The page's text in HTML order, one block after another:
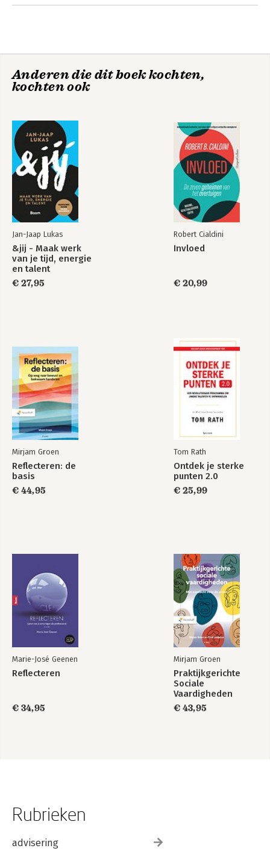
Anderen die dit boek kochten,
kochten ook
Jan-Jaap Lukas
&jij - Maak werk
van je tijd, energie
en talent
€ 27,95
Robert Cialdini
Invloed
€ 20,99
Mirjam Groen
Reflecteren: de
basis
€ 44,95
Tom Rath
Ontdek je sterke
punten 2.0
€ 25,99
Marie-José Geenen
Reflecteren
€ 34,95
Mirjam Groen
Praktijkgerichte
Sociale
Vaardigheden
€ 43,95
Rubrieken
advisering